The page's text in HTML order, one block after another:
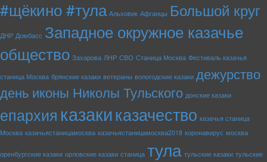
#щёкино #тула Альховик Афганцы Большой круг
ДНР Домбасс Западное окружное казачье
общество Захарова ЛНР СВО Станица Москва Фестиваль казачья
станица Москва брянские казаки ветераны вологодские казаки дежурство
день иконы Николы Тульского донские казаки
епархия казакиказачество казачья станица
Москва казачьястаницамосква казачьястаницамосква2018 коронавирус москва
оренбургские казаки орловские казаки станица тула тульские казаки тульские